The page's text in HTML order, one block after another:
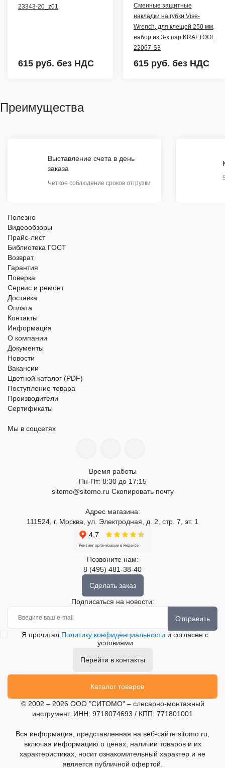
23343-20_z01
615 руб. без НДС
Сменные защитные
накладки на губки Vise-
Wrench, для клещей 250 мм,
набор из 3-х пар KRAFTOOL
22067-S3
615 руб. без НДС
Преимущества
Выставление счета в день
заказа
Чёткое соблюдение сроков отгрузки
Полезно
Видеообзоры
Прайс-лист
Библиотека ГОСТ
Возврат
Гарантия
Поверка
Сервис и ремонт
Доставка
Оплата
Контакты
Информация
О компании
Документы
Новости
Вакансии
Цветной каталог (PDF)
Поступление товара
Производители
Сертификаты
Мы в соцсетях
Время работы
Пн-Пт: 8:30 до 17:15
sitomo@sitomo.ru Скопировать почту
Адрес магазина:
111524, г. Москва, ул. Электродная, д. 2, стр. 7, эт. 1
Позвоните нам:
8 (495) 481-38-40
Сделать заказ
Подписаться на новости:
Отправить
Я прочитал Политику конфиденциальности и согласен с
условиями
Перейти в контакты
Каталог товаров
© 2002 – 2026 ООО "СИТОМО" – слесарно-монтажный
инструмент. ИНН: 9718074693 / КПП: 771801001
Вся информация, представленная на веб-сайте sitomo.ru,
включая информацию о ценах, наличии товаров и их
характеристиках, носит ознакомительный характер и не
является публичной офертой.